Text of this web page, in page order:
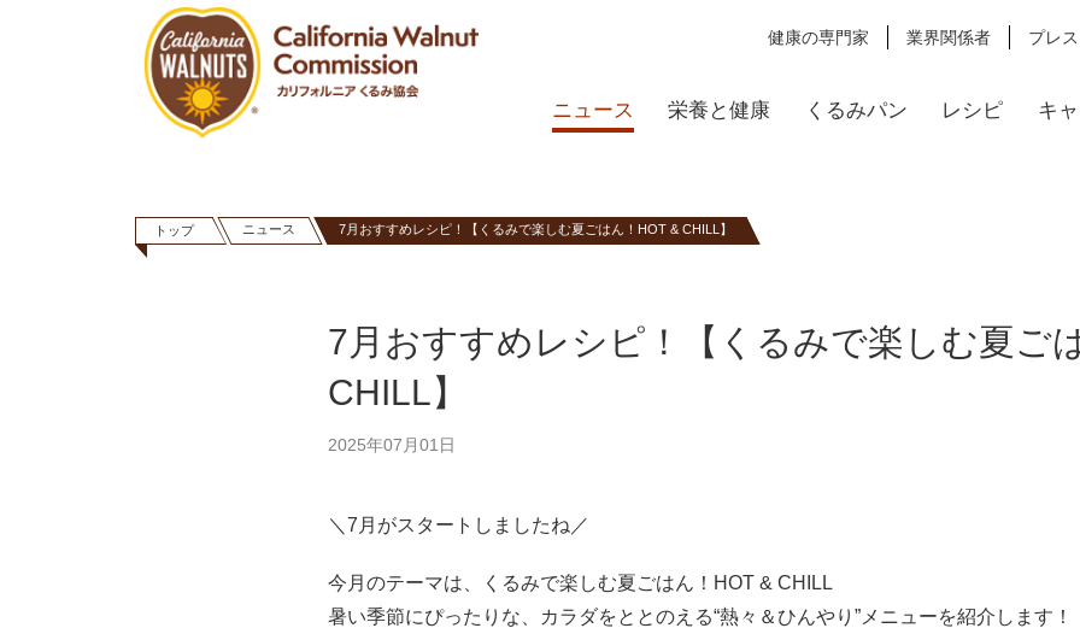
健康の専門家 業界関係者 プレス
ニュース 栄養と健康 くるみパン レシピ キ
トップ ニュース 7月おすすめレシピ！【くるみで楽しむ夏ごはん！HOT & CHILL】
7月おすすめレシピ！【くるみで楽しむ夏ご
CHILL】
2025年07月01日
＼7月がスタートしましたね／
今月のテーマは、くるみで楽しむ夏ごはん！HOT & CHILL
暑い季節にぴったりな、カラダをととのえる“熱々＆ひんやり”メニューを紹介します！